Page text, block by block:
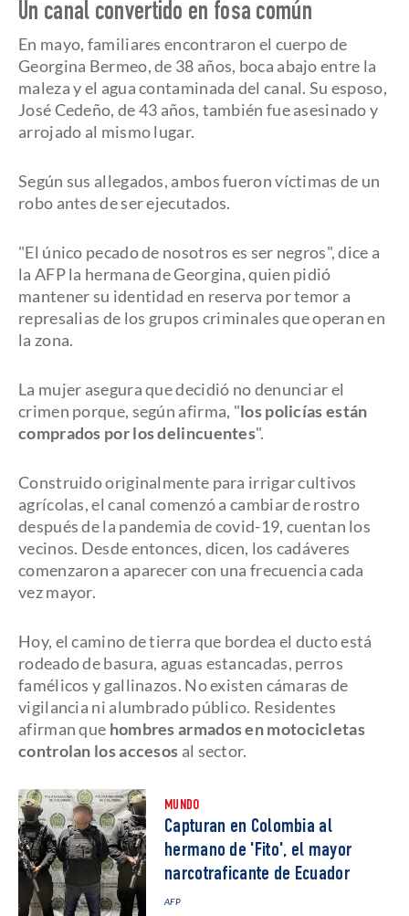
Un canal convertido en fosa común
En mayo, familiares encontraron el cuerpo de
Georgina Bermeo, de 38 años, boca abajo entre la
maleza y el agua contaminada del canal. Su esposo,
José Cedeño, de 43 años, también fue asesinado y
arrojado al mismo lugar.
Según sus allegados, ambos fueron víctimas de un
robo antes de ser ejecutados.
"El único pecado de nosotros es ser negros", dice a
la AFP la hermana de Georgina, quien pidió
mantener su identidad en reserva por temor a
represalias de los grupos criminales que operan en
la zona.
La mujer asegura que decidió no denunciar el
crimen porque, según afirma, "los policías están
comprados por los delincuentes".
Construido originalmente para irrigar cultivos
agrícolas, el canal comenzó a cambiar de rostro
después de la pandemia de covid-19, cuentan los
vecinos. Desde entonces, dicen, los cadáveres
comenzaron a aparecer con una frecuencia cada
vez mayor.
Hoy, el camino de tierra que bordea el ducto está
rodeado de basura, aguas estancadas, perros
famélicos y gallinazos. No existen cámaras de
vigilancia ni alumbrado público. Residentes
afirman que hombres armados en motocicletas
controlan los accesos al sector.
MUNDO
Capturan en Colombia al
hermano de 'Fito', el mayor
narcotraficante de Ecuador
AFP